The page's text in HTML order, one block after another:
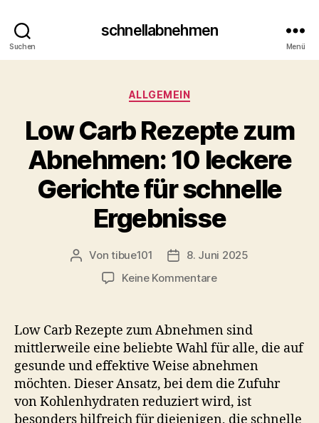
Suchen
schnellabnehmen
Menü
Kategorien
ALLGEMEIN
Low Carb Rezepte zum
Abnehmen: 10 leckere
Gerichte für schnelle
Ergebnisse
Beitragsautor
Vontibue101 Veröffentlichungsdatum
8. Juni 2025
Keine Kommentarezu
Rezepte
zum
Abnehmen:
10
leckere
Gerichte
für
Low Carb Rezepte zum Abnehmen sind
mittlerweile eine beliebte Wahl für alle, die auf
gesunde und effektive Weise abnehmen
möchten. Dieser Ansatz, bei dem die Zufuhr
von Kohlenhydraten reduziert wird, ist
besonders hilfreich für diejenigen, die schnelle